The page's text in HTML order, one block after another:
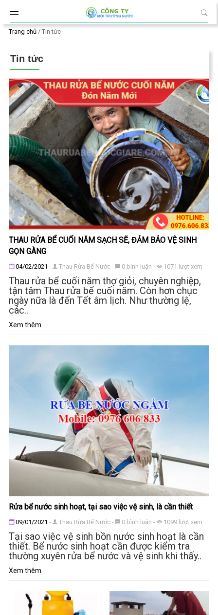
Trang chủ / Tin tức
Tin tức
THAU RỬA BỂ CUỐI NĂM SẠCH SẼ, ĐẢM BẢO VỆ SINH
GỌN GÀNG
Đăng ngày
04/02/2021 - Thau Rửa Bể Nước - 0 bình luận - 1071 lượt xem
Thau rửa bể cuối năm thợ giỏi, chuyên nghiệp,
tận tâm Thau rửa bể cuối năm. Còn hơn chục
ngày nữa là đến Tết âm lịch. Như thường lệ,
các..
Xem thêm
Rửa bể nước sinh hoạt, tại sao việc vệ sinh, là cần thiết
Đăng ngày
09/01/2021 - Thau Rửa Bể Nước - 0 bình luận - 1099 lượt xem
Tại sao việc vệ sinh bồn nước sinh hoạt là cần
thiết. Bể nước sinh hoạt cần được kiểm tra
thường xuyên rửa bể nước và vệ sinh khi thấy..
Xem thêm